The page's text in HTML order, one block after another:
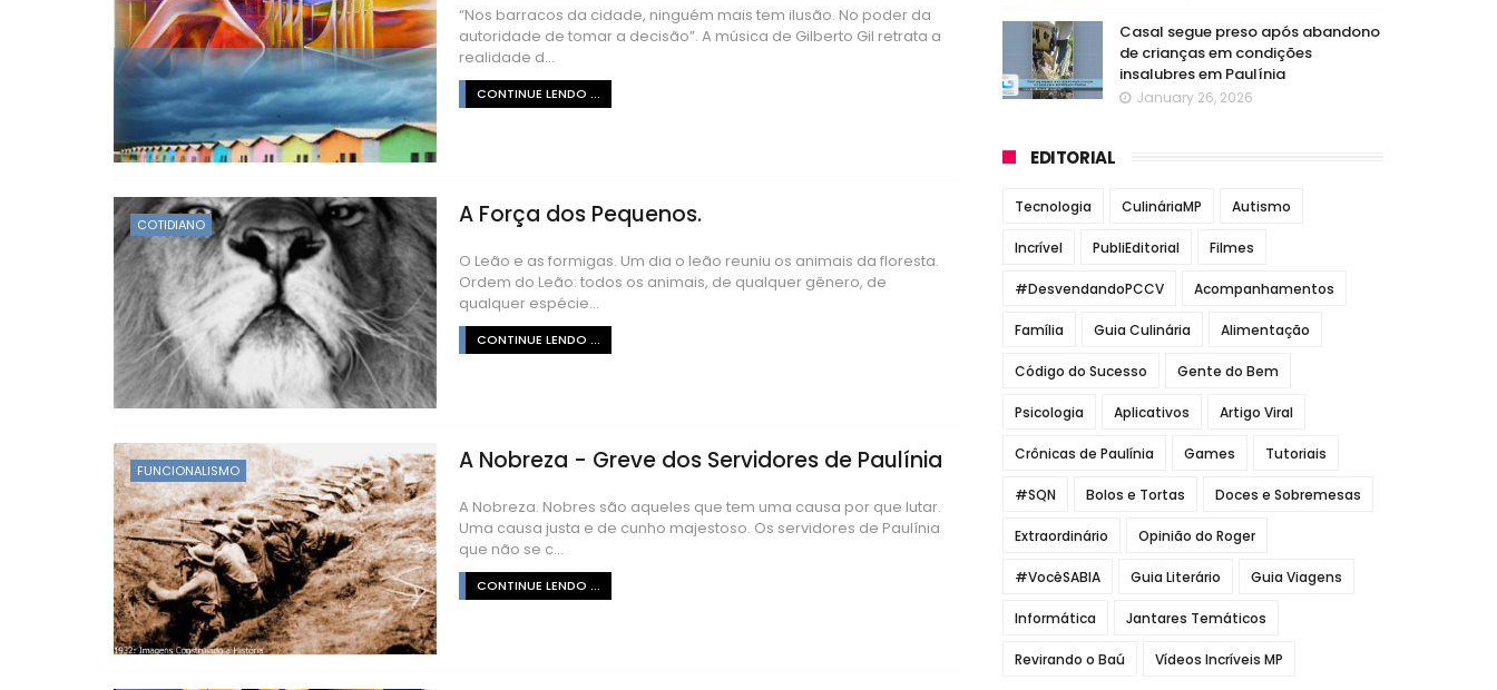
“Nos barracos da cidade, ninguém mais tem ilusão. No poder da
autoridade de tomar a decisão”. A música de Gilberto Gil retrata a
realidade d...
CONTINUE LENDO ...
COTIDIANO A Força dos Pequenos.
O Leão e as formigas. Um dia o leão reuniu os animais da floresta.
Ordem do Leão: todos os animais, de qualquer gênero, de
qualquer espécie...
CONTINUE LENDO ...
FUNCIONALISMO A Nobreza - Greve dos Servidores de Paulínia
A Nobreza. Nobres são aqueles que tem uma causa por que lutar.
Uma causa justa e de cunho majestoso. Os servidores de Paulínia
que não se c...
CONTINUE LENDO ...
Casal segue preso após abandono
de crianças em condições
insalubres em Paulínia
January 26, 2026
EDITORIAL
Tecnologia CulináriaMP Autismo
Incrível PubliEditorial Filmes
#DesvendandoPCCV Acompanhamentos
Família Guia Culinária Alimentação
Código do Sucesso Gente do Bem
Psicologia Aplicativos Artigo Viral
Crônicas de Paulínia Games Tutoriais
#SQN Bolos e Tortas Doces e Sobremesas
Extraordinário Opinião do Roger
#VocêSABIA Guia Literário Guia Viagens
Informática Jantares Temáticos
Revirando o Baú Vídeos Incríveis MP